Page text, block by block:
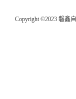
Copyright ©2023 磐鑫